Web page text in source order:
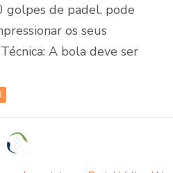
golpes de padel, pode
os seus
A bola deve ser